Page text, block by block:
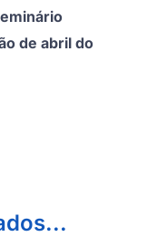
de abril do